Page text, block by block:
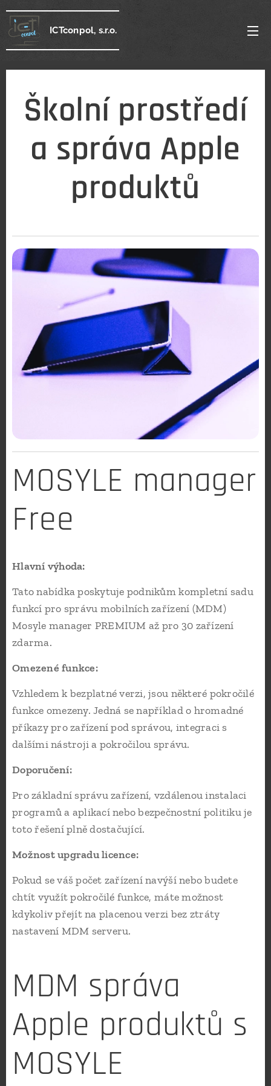
ICTconpol, s.r.o.
Školní prostředí
a správa Apple
produktů
MOSYLE manager
Free
Hlavní výhoda:
Tato nabídka poskytuje podnikům kompletní sadu
funkcí pro správu mobilních zařízení (MDM)
Mosyle manager PREMIUM až pro 30 zařízení
zdarma.
Omezené funkce:
Vzhledem k bezplatné verzi, jsou některé pokročilé
funkce omezeny. Jedná se například o hromadné
příkazy pro zařízení pod správou, integraci s
dalšími nástroji a pokročilou správu.
Doporučení:
Pro základní správu zařízení, vzdálenou instalaci
programů a aplikací nebo bezpečnostní politiku je
toto řešení plně dostačující.
Možnost upgradu licence:
Pokud se váš počet zařízení navýší nebo budete
chtít využít pokročilé funkce, máte možnost
kdykoliv přejít na placenou verzi bez ztráty
nastavení MDM serveru.
MDM správa
Apple produktů s
MOSYLE